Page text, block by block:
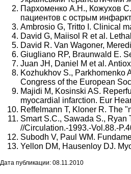
Пархоменко А.Н., Кожухов
пациентов с острым
Ambrosio G, Tritto I. Clinical
David G, Maiisol R et al.
David R. Van Wagoner,
Giugliano RP, Braunwald E.
Juan JH, Daniel M et al.
Kozhukhov S., Parkhomenko
Congress of the European
Majidi M, Kosinski AS.
myocardial infarction. Eur
Reffelmann T, Kloner R. The
Smart S.C., Sawada S.,
//Circulation.-1993.-Vol.88.-
Subodh V, Paul WM.
Yellon DM, Hausenloy DJ.
Дата публикации: 08.11.2010